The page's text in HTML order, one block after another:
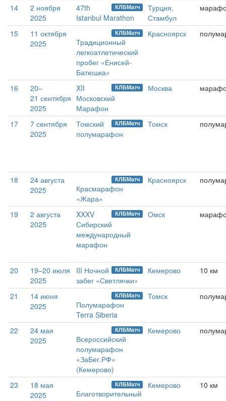
14
2 ноября
2025
КЛБМатч
47th
Istanbul Marathon
Турция,
Стамбул
15
11 октября
2025
КЛБМатч
Традиционный
легкоатлетический
пробег «Енисей-
Батюшка»
Красноярск
16
20–
21 сентября
2025
КЛБМатч
XII
Московский
Марафон
Москва
17
7 сентября
2025
КЛБМатч
Томский
полумарафон
Томск
18
24 августа
2025
КЛБМатч
Красмарафон
«Жара»
Красноярск
19
2 августа
2025
КЛБМатч
XXXV
Сибирский
международный
марафон
Омск
20
19–20 июля
2025
КЛБМатч
III Ночной
забег «Светлячки»
Кемерово 10 км
21
14 июня
2025
КЛБМатч
Полумарафон
Terra Siberia
Томск
22
24 мая
2025
КЛБМатч
Всероссийский
полумарафон
«ЗаБег.РФ»
(Кемерово)
Кемерово
23
18 мая
2025
КЛБМатч
Благотворительный
Кемерово 10 км